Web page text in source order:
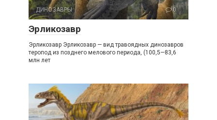
ДИНОЗАВРЫ 0
Эрликозавр
Эрликозавр Эрликозавр — вид травоядных динозавров
теропод из позднего мелового периода, (100,5—83,6
млн лет